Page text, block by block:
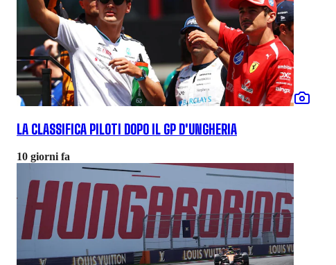
LA CLASSIFICA PILOTI DOPO IL GP D'UNGHERIA
10 giorni fa